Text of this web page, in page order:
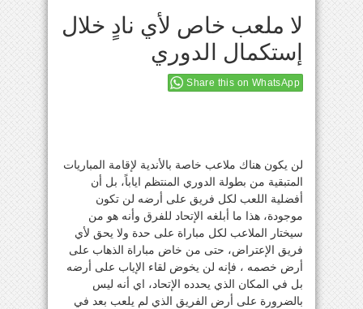
لا ملعب خاص لأي نادٍ خلال
إستكمال الدوري
Share this on WhatsApp
لن يكون هناك ملاعب خاصة بالأندية لإقامة المباريات
المتبقية من بطولة الدوري المنتظم اياباً، بل أن
أفضلية اللعب لكل فريق على أرضه لن تكون
موجودة، هذا ما أبلغه الإتحاد للفرق وأنه هو من
سيختار الملاعب لكل مباراة على حدة ولا يحق لأي
فريق الإعتراض، حتى من خاض مباراة الذهاب على
أرض خصمه ، فإنه لن يخوض لقاء الإياب على أرضه
بل في المكان الذي يحدده الإتحاد، اي أنه ليس
بالضرورة على أرض الفريق الذي لم يلعب بعد في